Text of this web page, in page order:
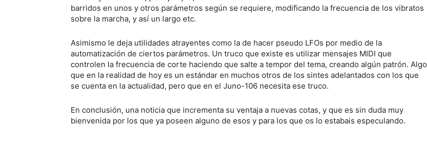
barridos en unos y otros parámetros según se requiere, modificando la frecuencia de los vibratos
sobre la marcha, y así un largo etc.
Asimismo le deja utilidades atrayentes como la de hacer pseudo LFOs por medio de la
automatización de ciertos parámetros. Un truco que existe es utilizar mensajes MIDI que
controlen la frecuencia de corte haciendo que salte a tempor del tema, creando algún patrón. Algo
que en la realidad de hoy es un estándar en muchos otros de los sintes adelantados con los que
se cuenta en la actualidad, pero que en el Juno-106 necesita ese truco.
En conclusión, una noticia que incrementa su ventaja a nuevas cotas, y que es sin duda muy
bienvenida por los que ya poseen alguno de esos y para los que os lo estabais especulando.